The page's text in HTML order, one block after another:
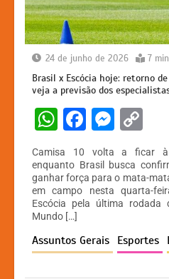
24 de junho de 2026 7 min
Brasil x Escócia hoje: retorno
veja a previsão dos
W
at
s
A
p
p
F
c
e
b
o
o
M
s
s
e
n
g
p
y
Li
n
k
Camisa 10 volta a ficar à
enquanto Brasil busca
ganhar força para o mata-
em campo nesta quarta-
Escócia pela última
Mundo […]
Assuntos Gerais Esportes